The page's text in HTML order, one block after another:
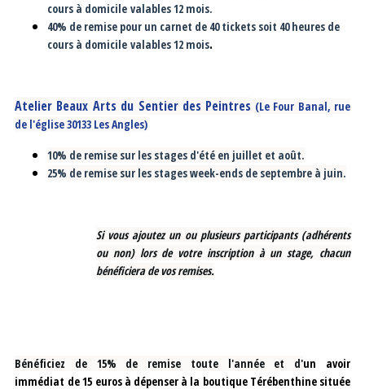
cours à domicile valables 12 mois.
40% de remise pour un carnet de 40 tickets soit 40 heures de
cours à domicile valables 12 mois.
Atelier Beaux Arts du Sentier des Peintres (Le Four Banal, rue
de l'église 30133 Les Angles)
10% de remise sur les stages d'été en juillet et août.
25% de remise sur les stages week-ends de septembre à juin.
Si vous ajoutez un ou plusieurs participants (adhérents
ou non) lors de votre inscription à un stage, chacun
bénéficiera de vos remises.
Bénéficiez de 15% de remise toute l'année et d'un avoir
immédiat de 15 euros à dépenser à la boutique Térébenthine située